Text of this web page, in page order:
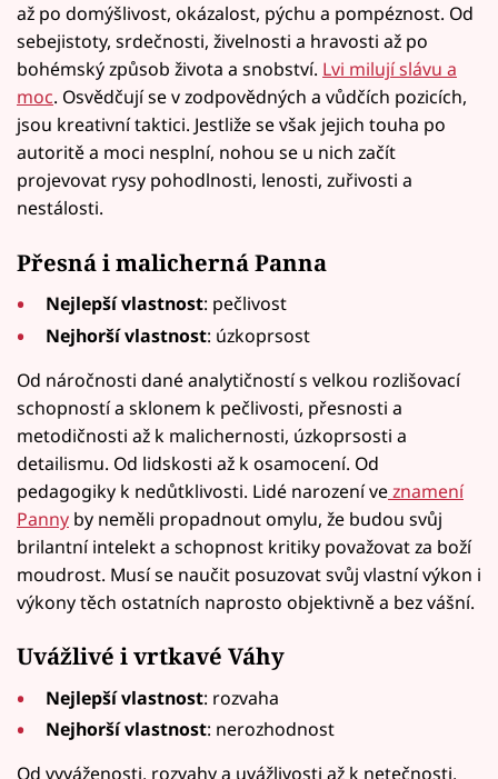
až po domýšlivost, okázalost, pýchu a pompéznost. Od
sebejistoty, srdečnosti, živelnosti a hravosti až po
bohémský způsob života a snobství. Lvi milují slávu a
moc. Osvědčují se v zodpovědných a vůdčích pozicích,
jsou kreativní taktici. Jestliže se však jejich touha po
autoritě a moci nesplní, nohou se u nich začít
projevovat rysy pohodlnosti, lenosti, zuřivosti a
nestálosti.
Přesná i malicherná Panna
Nejlepší vlastnost: pečlivost
Nejhorší vlastnost: úzkoprsost
Od náročnosti dané analytičností s velkou rozlišovací
schopností a sklonem k pečlivosti, přesnosti a
metodičnosti až k malichernosti, úzkoprsosti a
detailismu. Od lidskosti až k osamocení. Od
pedagogiky k nedůtklivosti. Lidé narození veznamení
Panny by neměli propadnout omylu, že budou svůj
brilantní intelekt a schopnost kritiky považovat za boží
moudrost. Musí se naučit posuzovat svůj vlastní výkon i
výkony těch ostatních naprosto objektivně a bez vášní.
Uvážlivé i vrtkavé Váhy
Nejlepší vlastnost: rozvaha
Nejhorší vlastnost: nerozhodnost
Od vyváženosti, rozvahy a uvážlivosti až k netečnosti,